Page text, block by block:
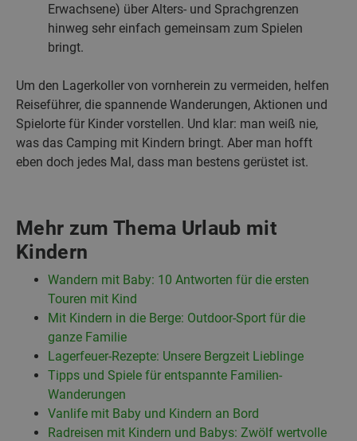
Erwachsene) über Alters- und Sprachgrenzen
hinweg sehr einfach gemeinsam zum Spielen
bringt.
Um den Lagerkoller von vornherein zu vermeiden, helfen
Reiseführer, die spannende Wanderungen, Aktionen und
Spielorte für Kinder vorstellen. Und klar: man weiß nie,
was das Camping mit Kindern bringt. Aber man hofft
eben doch jedes Mal, dass man bestens gerüstet ist.
Mehr zum Thema Urlaub mit
Kindern
Wandern mit Baby: 10 Antworten für die ersten
Touren mit Kind
Mit Kindern in die Berge: Outdoor-Sport für die
ganze Familie
Lagerfeuer-Rezepte: Unsere Bergzeit Lieblinge
Tipps und Spiele für entspannte Familien-
Wanderungen
Vanlife mit Baby und Kindern an Bord
Radreisen mit Kindern und Babys: Zwölf wertvolle